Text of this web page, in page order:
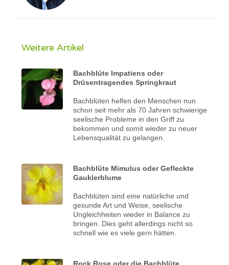
Weitere Artikel
Bachblüte Impatiens oder
Drüsentragendes Springkraut
Bachblüten helfen den Menschen nun
schon seit mehr als 70 Jahren schwierige
seelische Probleme in den Griff zu
bekommen und somit wieder zu neuer
Lebensqualität zu gelangen.
Bachblüte Mimulus oder Gefleckte
Gauklerblume
Bachblüten sind eine natürliche und
gesunde Art und Weise, seelische
Ungleichheiten wieder in Balance zu
bringen. Dies geht allerdings nicht so
schnell wie es viele gern hätten.
Rock Rose oder die Bachblüte